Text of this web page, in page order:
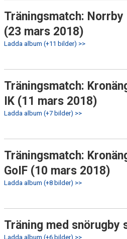
Träningsmatch: Norrby
(23 mars 2018)
Ladda album (+11 bilder) >>
Träningsmatch:
IK (11 mars 2018)
Ladda album (+7 bilder) >>
Träningsmatch:
GoIF (10 mars 2018)
Ladda album (+8 bilder) >>
Träning med snörugby
Ladda album (+6 bilder) >>